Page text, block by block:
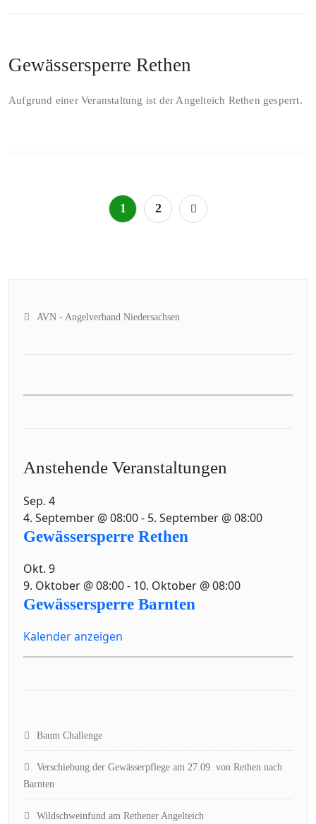
Gewässersperre Rethen
Aufgrund einer Veranstaltung ist der Angelteich Rethen gesperrt.
Seitennummerierung
1 2
AVN - Angelverband Niedersachsen
Anstehende Veranstaltungen
Sep. 4
4. September @ 08:00- 5. September @ 08:00
Gewässersperre Rethen
Okt. 9
9. Oktober @ 08:00- 10. Oktober @ 08:00
Gewässersperre Barnten
Kalender anzeigen
Baum Challenge
Verschiebung der Gewässerpflege am 27.09. von Rethen nach
Barnten
Wildschweinfund am Rethener Angelteich